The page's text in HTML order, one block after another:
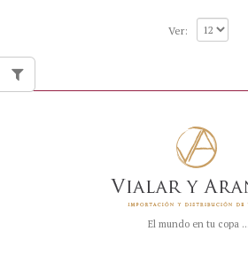
Ver:
El mundo en tu copa ...